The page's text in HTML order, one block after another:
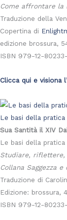
Come affrontare la
Traduzione della
Copertina di
edizione brossura,
ISBN 979-12-
Clicca qui e visiona
Le basi della
Sua Santità il XIV
Le basi della pratica
Studiare, riflettere,
Collana Saggezza
Traduzione di
Edizione: brossura,
ISBN 979-12-